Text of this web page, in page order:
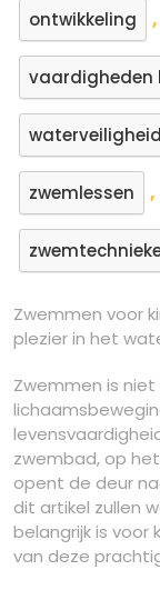
ontwikkeling ,
vaardigheden
waterveiligheid
zwemlessen ,
Zwemmen voor
plezier in het
Zwemmen is
zwembad, op
opent de deur
dit artikel zullen
belangrijk is voor
van deze